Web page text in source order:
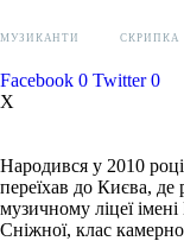
МУЗИКАНТИ СКРИПКА
Facebook 0 Twitter 0
X
Народився у 2010
переїхав до Києва, де
музичному ліцеї
Сніжної, клас